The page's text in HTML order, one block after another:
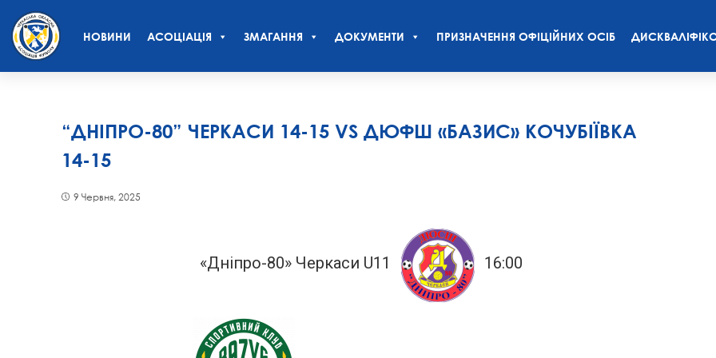
НОВИНИ АСОЦІАЦІЯ ЗМАГАННЯ ДОКУМЕНТИ ПРИЗНАЧЕННЯ ОФІЦІЙНИХ ОСІБ
“ДНІПРО-80” ЧЕРКАСИ 14-15 VS ДЮФШ «БАЗИС» КОЧУБІЇВКА
14-15
9 Червня, 2025
«Дніпро-80» Черкаси U11 16:00